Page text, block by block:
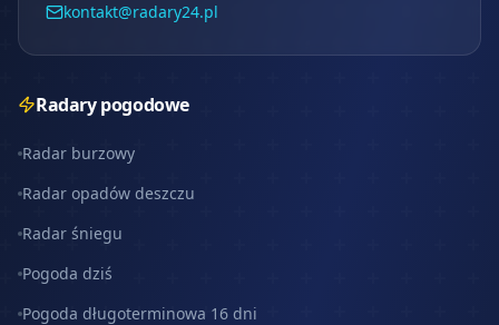
kontakt@radary24.pl
Radary pogodowe
Radar burzowy
Radar opadów deszczu
Radar śniegu
Pogoda dziś
Pogoda długoterminowa 16 dni